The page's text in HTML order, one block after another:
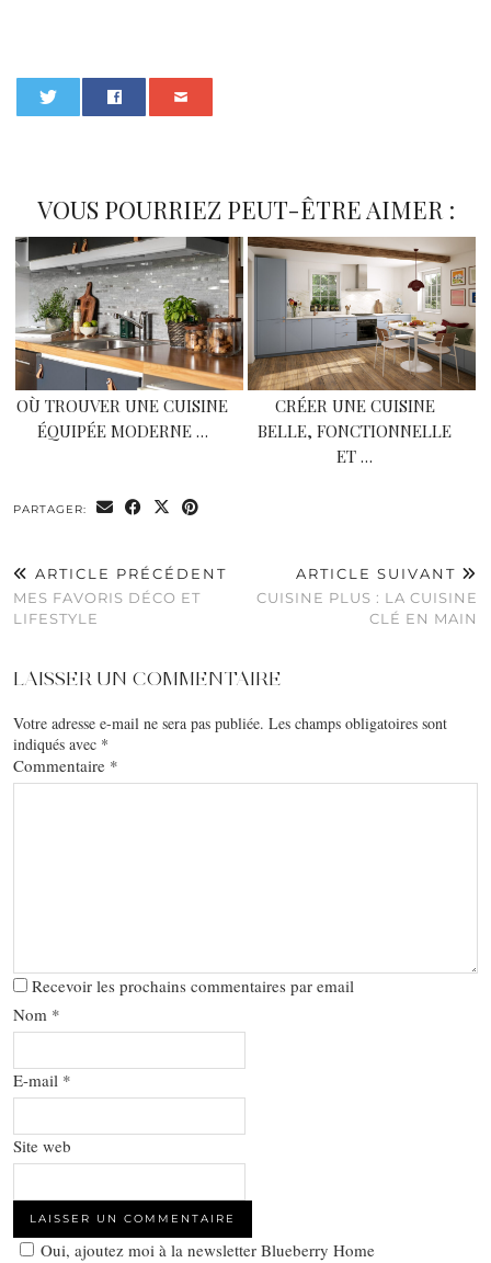
VOUS POURRIEZ PEUT-ÊTRE AIMER :
OÙ TROUVER UNE CUISINE
ÉQUIPÉE MODERNE …
CRÉER UNE CUISINE
BELLE, FONCTIONNELLE
ET …
PARTAGER:
ARTICLE PRÉCÉDENT
MES FAVORIS DÉCO ET
LIFESTYLE
ARTICLE SUIVANT
CUISINE PLUS : LA CUISINE
CLÉ EN MAIN
LAISSER UN COMMENTAIRE
Votre adresse e-mail ne sera pas publiée. Les champs obligatoires sont
indiqués avec *
Commentaire *
Recevoir les prochains commentaires par email
Nom *
E-mail *
Site web
Oui, ajoutez moi à la newsletter Blueberry Home